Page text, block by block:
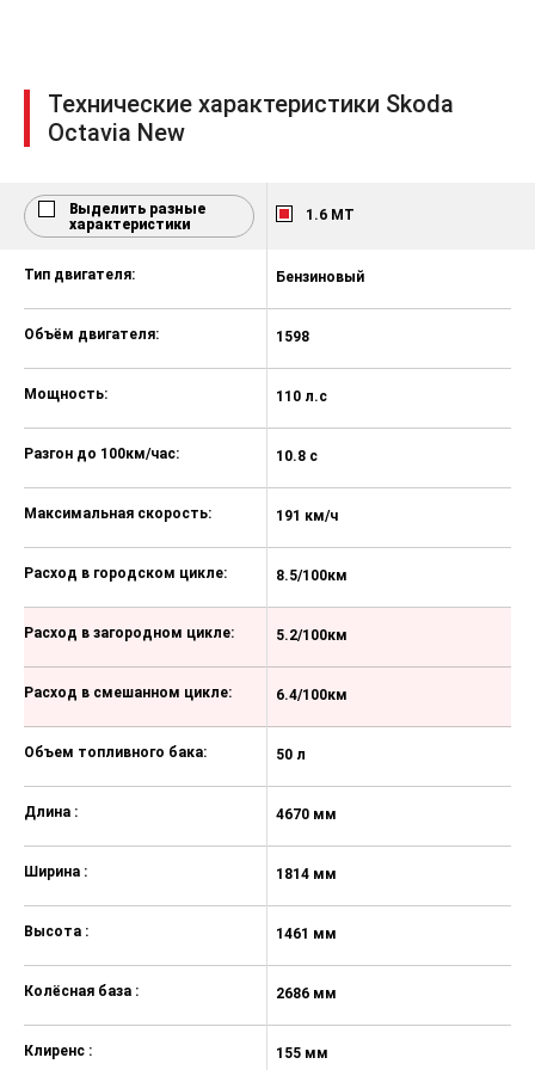
Электронный иммобилайзер
Набор автомобилиста
Система «ЭРА-ГЛОНАСС»
Ассистент подъема в гору (только
для АКПП)
Многофункциональный дисплей
Maxi Dot
Кондиционер, охлаждаемый
перчаточный ящик
Наружные электрозеркала с
обогревом
Светодиодные фары (LED)
ближнего и дальнего света,
дневной свет фар Day Light на
Электростеклоподъемники
Передние сиденья с подогревом
Система Start-Stop
Радио Swing с экраном 8''
Bluetooth
Стальные диски 6.5Jx16 с
шины 205/60 R16
Комплект инструментов и
Технические характеристики Skoda
Octavia New
Выделить разные
характеристики
1.6 MT
Тип двигателя:
Объём двигателя:
Мощность:
Разгон до 100км/час:
Максимальная скорость:
Расход в городском цикле:
Расход в загородном цикле:
Расход в смешанном цикле:
Объем топливного бака:
Длина :
Ширина :
Высота :
Колёсная база :
Клиренс :
Бензиновый
1598
110 л.с
10.8 с
191 км/ч
8.5/100км
5.2/100км
6.4/100км
50 л
4670 мм
1814 мм
1461 мм
2686 мм
155 мм